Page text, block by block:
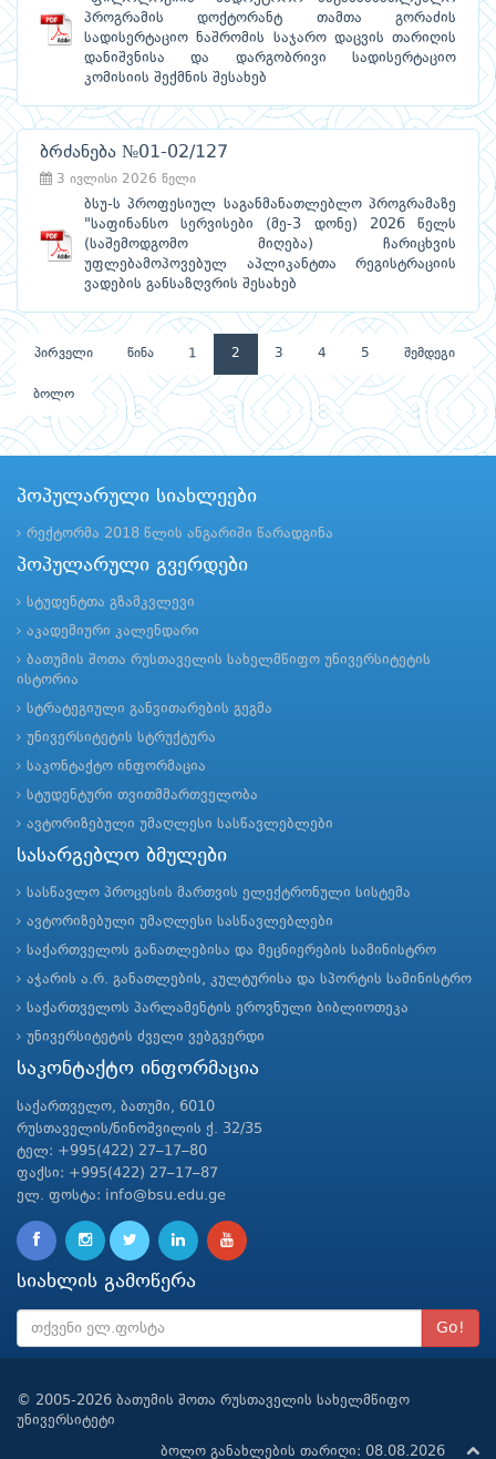
პროგრამის დოქტორანტ თამთა გორაძის
სადისერტაციო ნაშრომის საჯარო დაცვის თარიღის
დანიშვნისა და დარგობრივი სადისერტაციო
კომისიის შექმნის შესახებ
ბრძანება №01-02/127
3 ივლისი 2026 წელი
ბსუ-ს პროფესიულ საგანმანათლებლო პროგრამაზე
"საფინანსო სერვისები (მე-3 დონე) 2026 წელს
(საშემოდგომო მიღება) ჩარიცხვის
უფლებამოპოვებულ აპლიკანტთა რეგისტრაციის
ვადების განსაზღვრის შესახებ
პირველი წინა 1 2 3 4 5 შემდეგი
ბოლო
პოპულარული სიახლეები
რექტორმა 2018 წლის ანგარიში წარადგინა
პოპულარული გვერდები
სტუდენტთა გზამკვლევი
აკადემიური კალენდარი
ბათუმის შოთა რუსთაველის სახელმწიფო უნივერსიტეტის
ისტორია
სტრატეგიული განვითარების გეგმა
უნივერსიტეტის სტრუქტურა
საკონტაქტო ინფორმაცია
სტუდენტური თვითმმართველობა
ავტორიზებული უმაღლესი სასწავლებლები
სასარგებლო ბმულები
სასწავლო პროცესის მართვის ელექტრონული სისტემა
ავტორიზებული უმაღლესი სასწავლებლები
საქართველოს განათლებისა და მეცნიერების სამინისტრო
აჭარის ა.რ. განათლების, კულტურისა და სპორტის სამინისტრო
საქართველოს პარლამენტის ეროვნული ბიბლიოთეკა
უნივერსიტეტის ძველი ვებგვერდი
საკონტაქტო ინფორმაცია
საქართველო, ბათუმი, 6010
რუსთაველის/ნინოშვილის ქ. 32/35
ტელ: +995(422) 27–17–80
ფაქსი: +995(422) 27–17–87
ელ. ფოსტა: info@bsu.edu.ge
სიახლის გამოწერა
Go!
© 2005-2026 ბათუმის შოთა რუსთაველის სახელმწიფო
უნივერსიტეტი
ბოლო განახლების თარიღი: 08.08.2026